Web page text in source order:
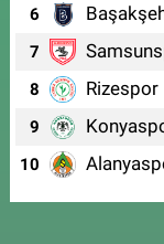
6
7
8 Rizespor
9
10